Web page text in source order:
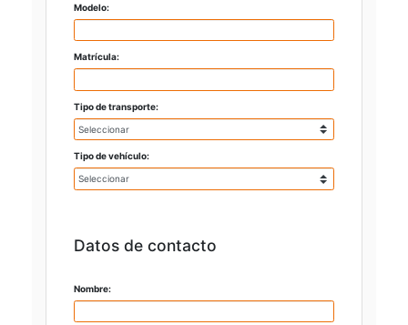
Modelo:
Matrícula:
Tipo de transporte:
Tipo de vehículo:
Datos de contacto
Nombre: